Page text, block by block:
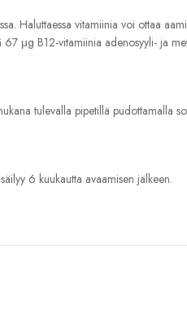
Haluttaessa vitamiinia voi ottaa
67 μg B12-vitamiinia adenosyyli- ja
tulevalla pipetillä pudottamalla
6 kuukautta avaamisen jälkeen.